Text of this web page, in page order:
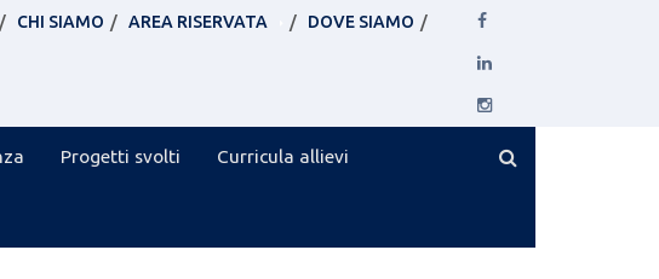
CHI SIAMO AREA RISERVATA DOVE SIAMO
Progetti svolti Curricula allievi